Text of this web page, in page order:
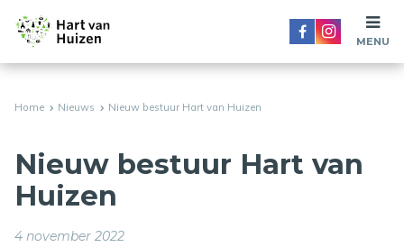
Home Nieuws Nieuw bestuur Hart van Huizen
Nieuw bestuur Hart van
Huizen
4 november 2022
MENU